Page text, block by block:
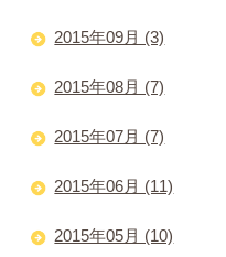
2015年09月 (3)
2015年08月 (7)
2015年07月 (7)
2015年06月 (11)
2015年05月 (10)